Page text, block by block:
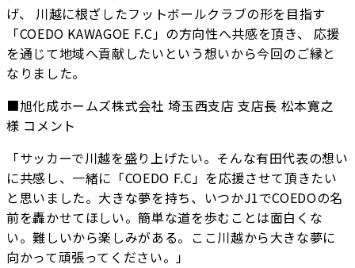
げ、 川越に根ざしたフットボールクラブの形を目指す
「COEDO KAWAGOE F.C」の方向性へ共感を頂き、 応援
を通じて地域へ貢献したいという想いから今回のご縁と
なりました。
■旭化成ホームズ株式会社 埼玉西支店 支店長 松本寛之
様 コメント
「サッカーで川越を盛り上げたい。そんな有田代表の想い
に共感し、一緒に「COEDO F.C」を応援させて頂きたい
と思いました。大きな夢を持ち、いつかJ1でCOEDOの名
前を轟かせてほしい。簡単な道を歩むことは面白くな
い。難しいから楽しみがある。ここ川越から大きな夢に
向かって頑張ってください。」